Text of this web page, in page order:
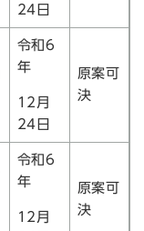
24日
令和6
年
12月
24日
原案可
決
令和6
年
12月
原案可
決